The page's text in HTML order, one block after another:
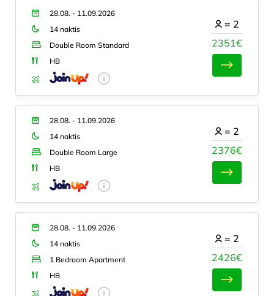
28.08. - 11.09.2026
14 naktis
Double Room Standard
HB
2351€
= 2
28.08. - 11.09.2026
14 naktis
Double Room Large
HB
2376€
= 2
28.08. - 11.09.2026
14 naktis
1 Bedroom Apartment
HB
2426€
= 2